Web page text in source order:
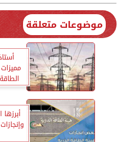
موضوعات متعلقة